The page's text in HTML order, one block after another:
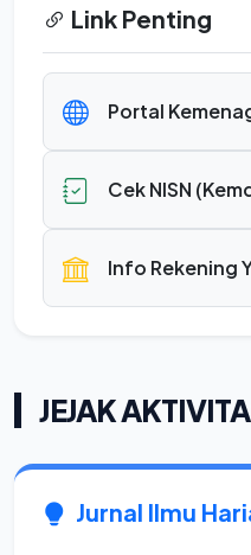
Link Penting
Portal
Cek NISN
Info Rekening
JEJAK
Jurnal Ilmu